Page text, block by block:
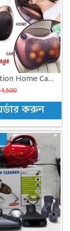
Adjustable Manual 105 In 1 Round Nails With 5 Speed Steel Nail Gun Set
2,200
করুন